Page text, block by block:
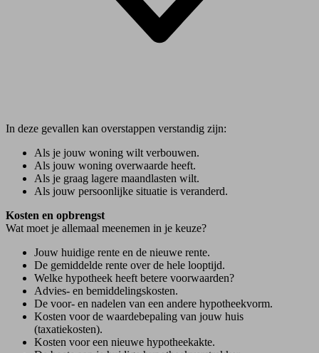
In deze gevallen kan overstappen verstandig zijn:
Als je jouw woning wilt verbouwen.
Als jouw woning overwaarde heeft.
Als je graag lagere maandlasten wilt.
Als jouw persoonlijke situatie is veranderd.
Kosten en opbrengst
Wat moet je allemaal meenemen in je keuze?
Jouw huidige rente en de nieuwe rente.
De gemiddelde rente over de hele looptijd.
Welke hypotheek heeft betere voorwaarden?
Advies- en bemiddelingskosten.
De voor- en nadelen van een andere hypotheekvorm.
Kosten voor de waardebepaling van jouw huis
(taxatiekosten).
Kosten voor een nieuwe hypotheekakte.